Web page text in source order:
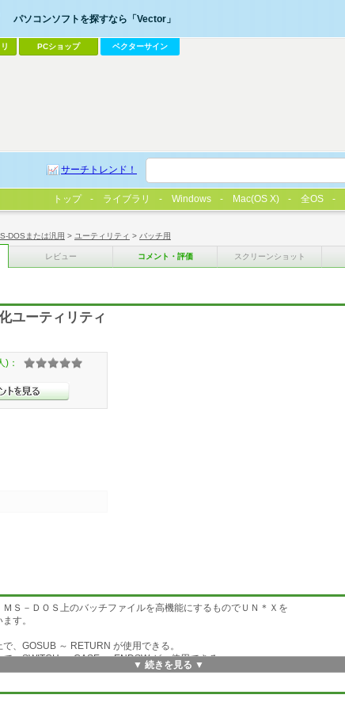
DOSまたは汎用 > ユーティリティ > バッチ用
レビュー コメント・評価 スクリーンショット
ユーティリティ
ＭＳ－ＤＯＳ上のバッチファイルを高機能にするものでＵＮ＊Ｘを
す。
GOSUB ～ RETURN が使用できる。
～ CASE ～ ENDSW が、使用できる。
WHILE ～ ENDWH が、使用できる。
～ ELSE ～ ENDIF が、使用できる。
ントをサポートしている。
▼ 続きを見る ▼
)：
パソコンソフトを探すなら「Vector」
PCショップ ベクターサイン
サーチトレンド！
トップ ライブラリ Windows Mac(OS X) 全OS